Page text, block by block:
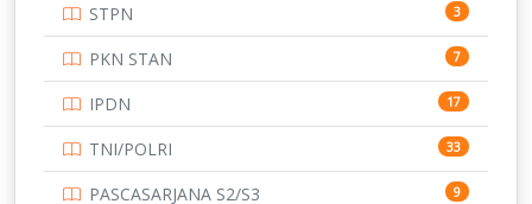
15
15
14
14
STPN 3
PKN STAN 7
IPDN 17
TNI/POLRI 33
PASCASARJANA S2/S3 9